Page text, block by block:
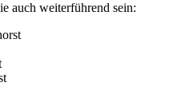
auch weiterführend sein: